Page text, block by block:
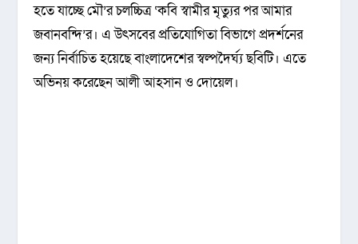
হতে যাচ্ছে মৌ’র চলচ্চিত্র ‘কবি স্বামীর মৃত্যুর পর আমার
জবানবন্দি’র। এ উৎসবের প্রতিযোগিতা বিভাগে প্রদর্শনের
জন্য নির্বাচিত হয়েছে বাংলাদেশের স্বল্পদৈর্ঘ্য ছবিটি। এতে
অভিনয় করেছেন আলী আহসান ও দোয়েল।